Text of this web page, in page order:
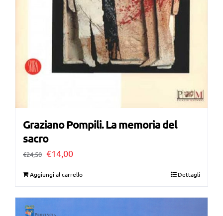
Graziano Pompili. La memoria del
sacro
€24,50 Il
era:
€14,00Il
è:
Aggiungi al carrello Dettagli